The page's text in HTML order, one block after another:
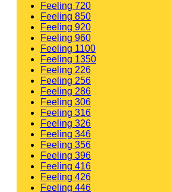
Feeling 720
Feeling 850
Feeling 920
Feeling 960
Feeling 1100
Feeling 1350
Feeling 226
Feeling 256
Feeling 286
Feeling 306
Feeling 316
Feeling 326
Feeling 346
Feeling 356
Feeling 396
Feeling 416
Feeling 426
Feeling 446